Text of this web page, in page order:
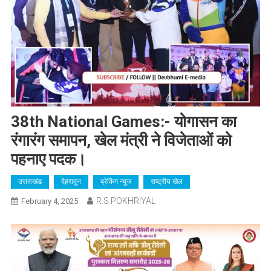
38th National Games:- योगासन का
रंगारंग समापन, खेल मंत्री ने विजेताओं को
पहनाए पदक।
उत्तराखंड देहरादून ब्रेकिंग न्यूज राष्ट्रीय खेल
February 4, 2025 R.S.POKHRIYAL